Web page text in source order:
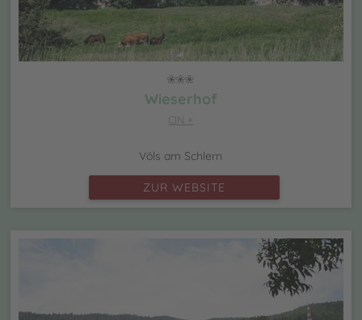
Wieserhof
CIN +
Völs am Schlern
ZUR WEBSITE